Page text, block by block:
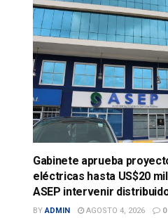
Gabinete aprueba
eléctricas hasta US$20
ASEP intervenir
BY ADMIN AGOSTO 4, 2026 0